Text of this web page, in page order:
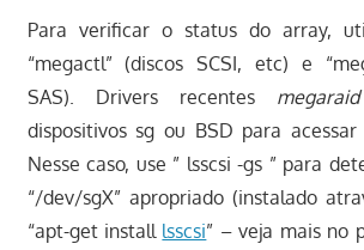
Para verificar o status do array,
“megactl” (discos SCSI, etc) e
SAS). Drivers recentes megaraid
dispositivos sg ou BSD para acessar
Nesse caso, use ” lsscsi -gs ” para
“/dev/sgX” apropriado (instalado
“apt-get install lsscsi” – veja mais no